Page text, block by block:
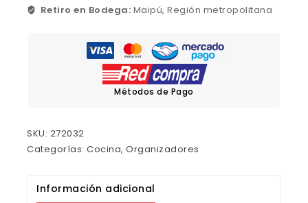
Retiro en Bodega: Maipú, Región metropolitana
Métodos de Pago
SKU: 272032
Categorías: Cocina, Organizadores
Información adicional